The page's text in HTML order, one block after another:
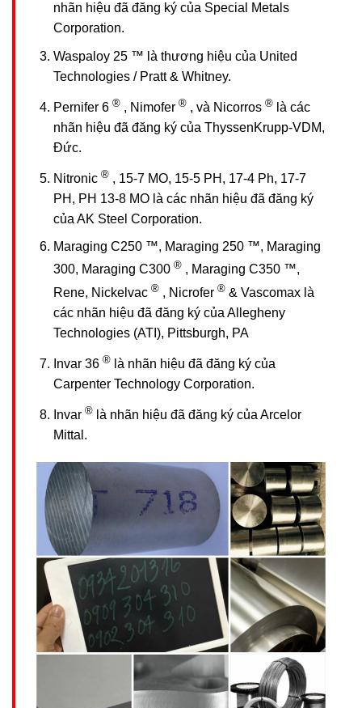
nhãn hiệu đã đăng ký của Special Metals
Corporation.
Waspaloy 25 ™ là thương hiệu của United
Technologies / Pratt & Whitney.
Pernifer 6 ®, Nimofer ®, và Nicorros ®là các
nhãn hiệu đã đăng ký của ThyssenKrupp-VDM,
Đức.
Nitronic ®, 15-7 MO, 15-5 PH, 17-4 Ph, 17-7
PH, PH 13-8 MO là các nhãn hiệu đã đăng ký
của AK Steel Corporation.
Maraging C250 ™, Maraging 250 ™, Maraging
300, Maraging C300 ®, Maraging C350 ™,
Rene, Nickelvac ®, Nicrofer ®& Vascomax là
các nhãn hiệu đã đăng ký của Allegheny
Technologies (ATI), Pittsburgh, PA
Invar 36 ®là nhãn hiệu đã đăng ký của
Carpenter Technology Corporation.
Invar ®là nhãn hiệu đã đăng ký của Arcelor
Mittal.